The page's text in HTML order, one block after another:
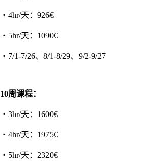
・4hr/天：926€
・5hr/天：1090€
・7/1-7/26、8/1-8/29、9/2-9/27
10周课程：
・3hr/天：1600€
・4hr/天：1975€
・5hr/天：2320€